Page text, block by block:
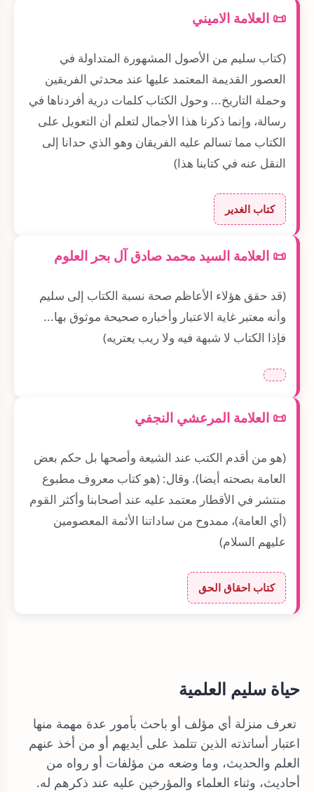
📜 العلامة الاميني
(كتاب سليم من الأصول المشهورة المتداولة في
العصور القديمة المعتمد عليها عند محدثي الفريقين
وحملة التاريخ... وحول الكتاب كلمات درية أفردناها في
رسالة، وإنما ذكرنا هذا الأجمال لتعلم أن التعويل على
الكتاب مما تسالم عليه الفريقان وهو الذي حدانا إلى
النقل عنه في كتابنا هذا)
كتاب الغدير
📜 العلامة السيد محمد صادق آل بحر العلوم
(قد حقق هؤلاء الأعاظم صحة نسبة الكتاب إلى سليم
وأنه معتبر غاية الاعتبار وأخباره صحيحة موثوق بها...
فإذا الكتاب لا شبهة فيه ولا ريب يعتريه)
📜 العلامة المرعشي النجفي
(هو من أقدم الكتب عند الشيعة وأصحها بل حكم بعض
العامة بصحته أيضا). وقال: (هو كتاب معروف مطبوع
منتشر في الأقطار معتمد عليه عند أصحابنا وأكثر القوم
(أي العامة)، ممدوح من ساداتنا الأئمة المعصومين
عليهم السلام)
كتاب احقاق الحق
حياة سليم العلمية
تعرف منزلة أي مؤلف أو باحث بأمور عدة مهمة منها
اعتبار أساتذته الذين تتلمذ على أيديهم أو من أخذ عنهم
العلم والحديث، وما وضعه من مؤلفات أو رواه من
أحاديث، وثناء العلماء والمؤرخين عليه عند ذكرهم له.